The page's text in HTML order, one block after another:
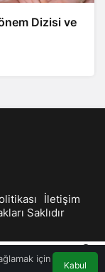
Dizisi ve
için
Kabul
İletişim
Saklıdır